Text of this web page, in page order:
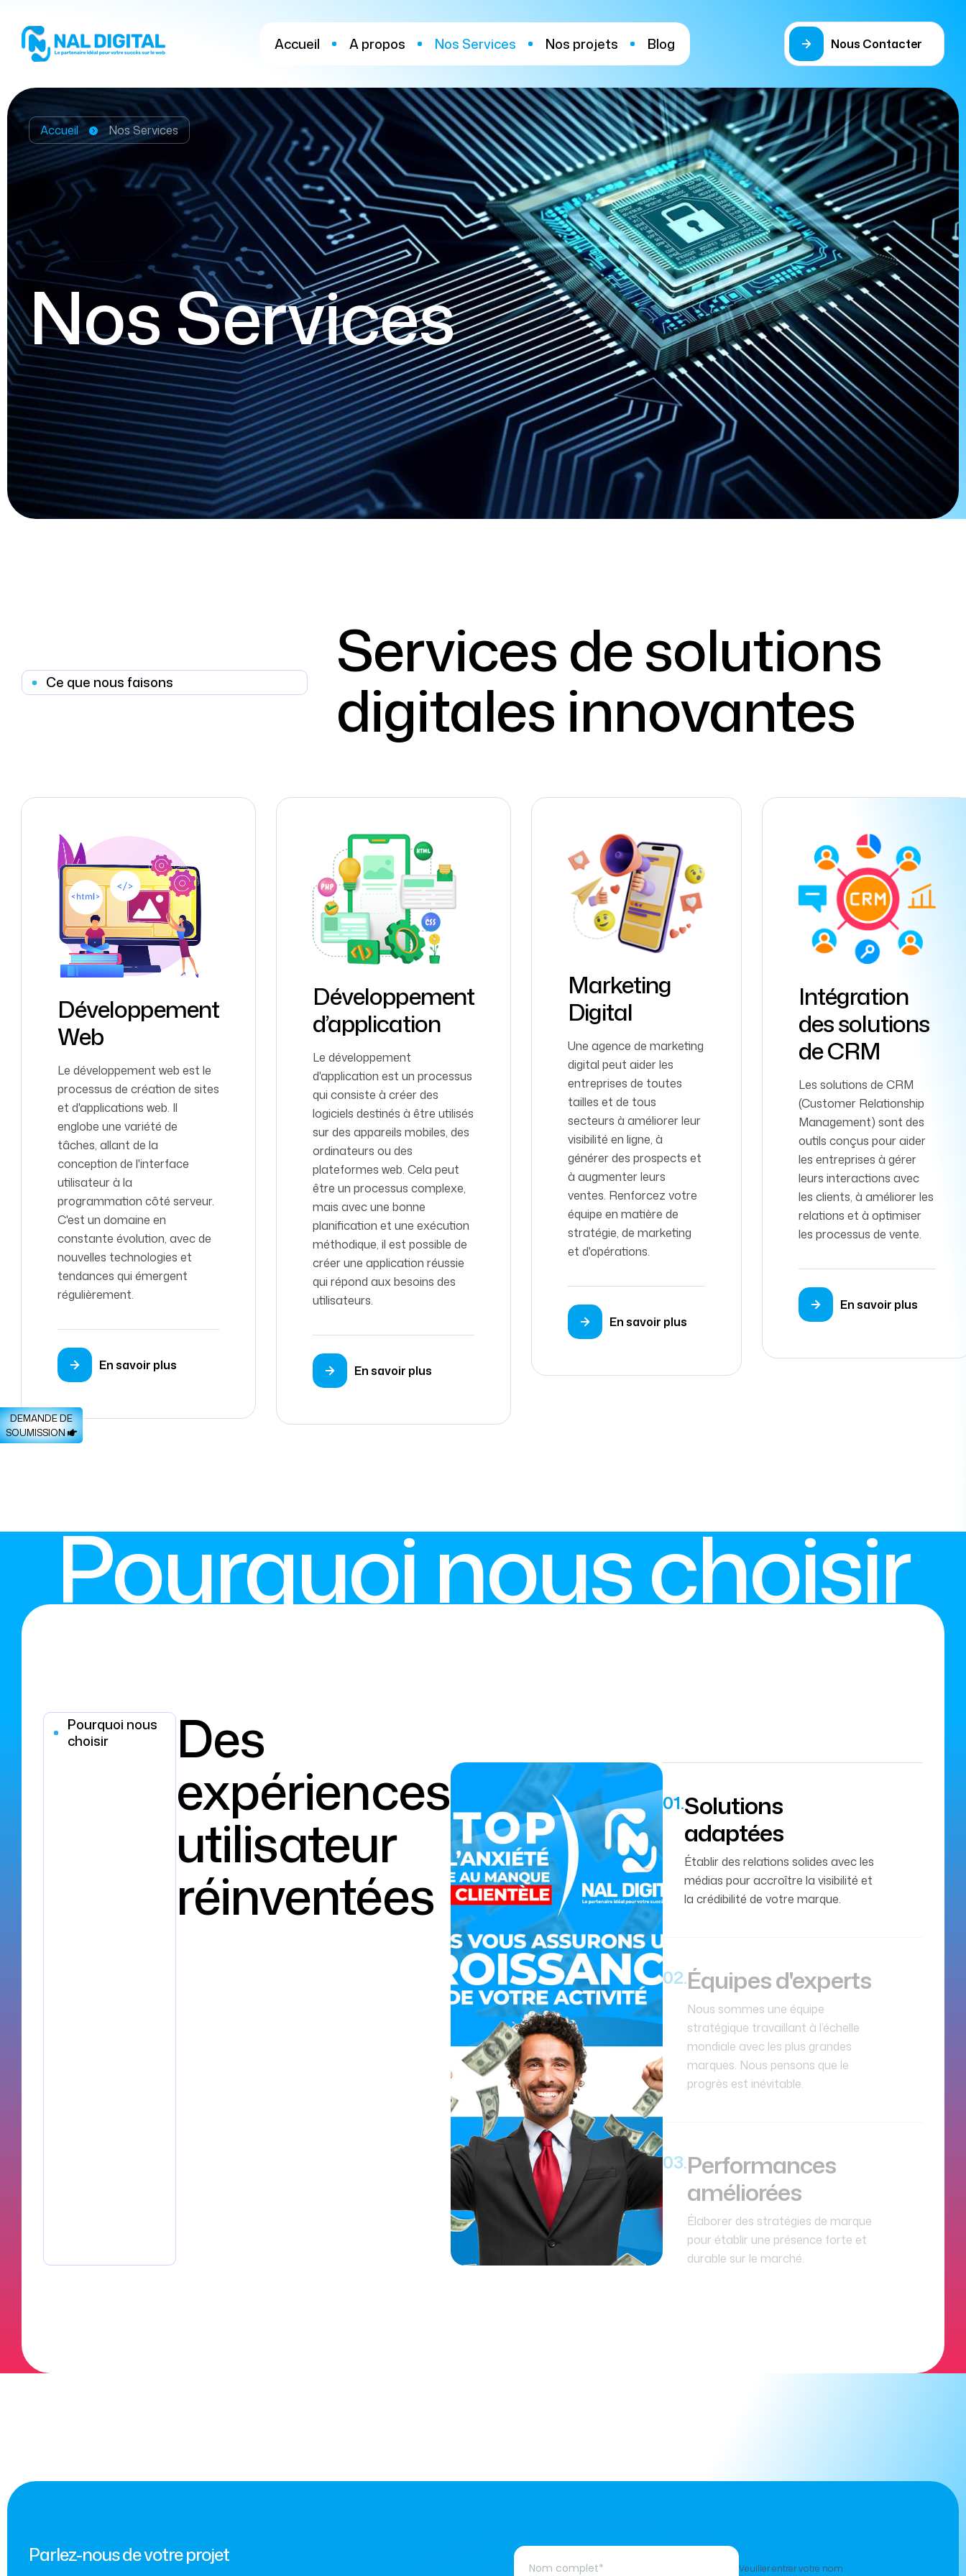
Accueil A propos Nos Services Nos projets Blog Nous Contacter
Accueil Nos Services
Nos Services
Ce que nous faisons Services de solutions
digitales innovantes
Développement
Web
Le développement web est le
processus de création de sites
et d'applications web. Il
englobe une variété de
tâches, allant de la
conception de l'interface
utilisateur à la
programmation côté serveur.
C'est un domaine en
constante évolution, avec de
nouvelles technologies et
tendances qui émergent
régulièrement.
En savoir plus
Développement
d’application
Le développement
d'application est un processus
qui consiste à créer des
logiciels destinés à être utilisés
sur des appareils mobiles, des
ordinateurs ou des
plateformes web. Cela peut
être un processus complexe,
mais avec une bonne
planification et une exécution
méthodique, il est possible de
créer une application réussie
qui répond aux besoins des
utilisateurs.
En savoir plus
Marketing
Digital
Une agence de marketing
digital peut aider les
entreprises de toutes
tailles et de tous
secteurs à améliorer leur
visibilité en ligne, à
générer des prospects et
à augmenter leurs
ventes. Renforcez votre
équipe en matière de
stratégie, de marketing
et d'opérations.
En savoir plus
Intégration
des solutions
de CRM
Les solutions de CRM
(Customer Relationship
Management) sont des
outils conçus pour aider
les entreprises à gérer
leurs interactions avec
les clients, à améliorer les
relations et à optimiser
les processus de vente.
En savoir plus
Pourquoi nous choisir
Pourquoi nous
choisir
Des
expériences
utilisateur
réinventées
Solutions
adaptées
Établir des relations solides avec les
médias pour accroître la visibilité et
la crédibilité de votre marque.
Équipes d'experts
Nous sommes une équipe
stratégique travaillant à l’échelle
mondiale avec les plus grandes
marques. Nous pensons que le
progrès est inévitable.
Performances
améliorées
Élaborer des stratégies de marque
pour établir une présence forte et
durable sur le marché.
Parlez-nous de votre projet
DEMANDE DE
SOUMISSION